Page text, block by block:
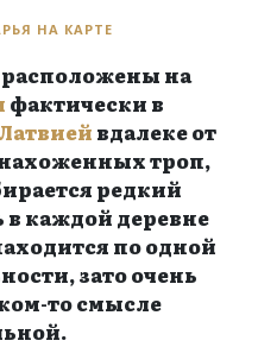
НА КАРТЕ
расположены на
фактически в
вдалеке от
троп,
редкий
в каждой деревне
по одной
зато очень
то смысле